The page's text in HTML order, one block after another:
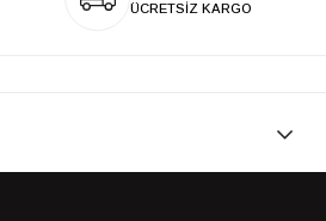
ÜCRETSİZ KARGO